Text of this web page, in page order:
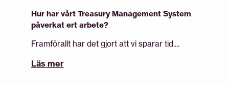
Hur har vårt Treasury Management System
påverkat ert arbete?
Framförallt har det gjort att vi sparar tid....
Läs mer